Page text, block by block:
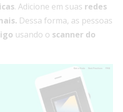
. Adicione em suas redes
Dessa forma, as pessoas
usando o scanner do